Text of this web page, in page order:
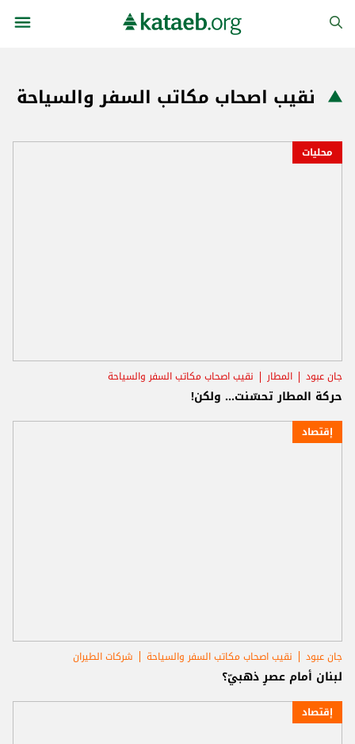
نقيب اصحاب مكاتب السفر والسياحة
محليات
جان عبود المطار نقيب اصحاب مكاتب السفر والسياحة
حركة المطار تحسّنت... ولكن!
إقتصاد
جان عبود نقيب اصحاب مكاتب السفر والسياحة شركات الطيران
لبنان أمام عصرٍ ذهبيّ؟
إقتصاد